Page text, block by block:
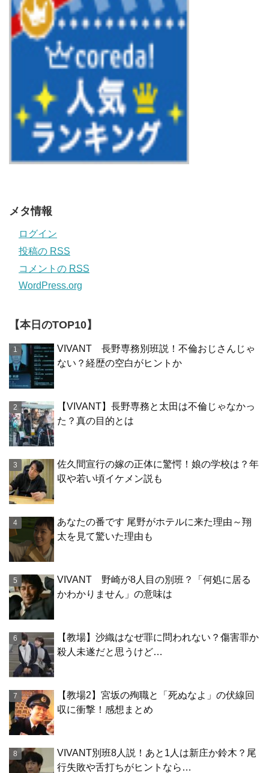
メタ情報
ログイン
投稿の RSS
コメントの RSS
WordPress.org
【本日のTOP10】
VIVANT 長野専務別班説！不倫おじさんじゃ
ない？経歴の空白がヒントか
【VIVANT】長野専務と太田は不倫じゃなかっ
た？真の目的とは
佐久間宣行の嫁の正体に驚愕！娘の学校は？年
収や若い頃イケメン説も
あなたの番です 尾野がホテルに来た理由～翔
太を見て驚いた理由も
VIVANT 野崎が8人目の別班？「何処に居る
かわかりません」の意味は
【教場】沙織はなぜ罪に問われない？傷害罪か
殺人未遂だと思うけど…
【教場2】宮坂の殉職と「死ぬなよ」の伏線回
収に衝撃！感想まとめ
VIVANT別班8人説！あと1人は新庄か鈴木？尾
行失敗や舌打ちがヒントなら…